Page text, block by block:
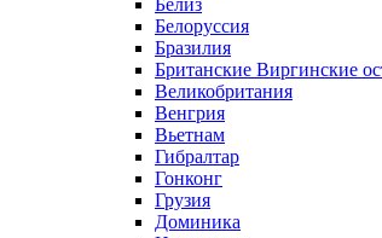
Белиз
Белоруссия
Бразилия
Британские Виргинские
Великобритания
Венгрия
Вьетнам
Гибралтар
Гонконг
Грузия
Доминика